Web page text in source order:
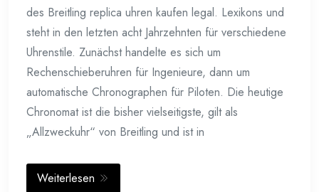
des Breitling replica uhren kaufen legal. Lexikons und
steht in den letzten acht Jahrzehnten für verschiedene
Uhrenstile. Zunächst handelte es sich um
Rechenschieberuhren für Ingenieure, dann um
automatische Chronographen für Piloten. Die heutige
Chronomat ist die bisher vielseitigste, gilt als
„Allzweckuhr“ von Breitling und ist in
Weiterlesen